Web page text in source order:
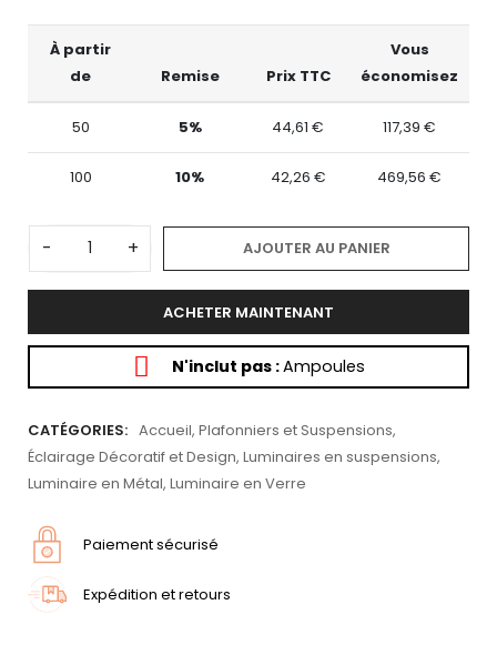
À partir
de
Remise Prix TTC
Vous
économisez
50 5% 44,61 € 117,39 €
100 10% 42,26 € 469,56 €
- + AJOUTER AU PANIER
ACHETER MAINTENANT
N'inclut pas :Ampoules
CATÉGORIES: Accueil, Plafonniers et Suspensions,
Éclairage Décoratif et Design, Luminaires en suspensions,
Luminaire en Métal, Luminaire en Verre
Paiement sécurisé
Expédition et retours